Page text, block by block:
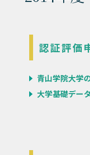
認証評価
青山学院大学
大学基礎デー